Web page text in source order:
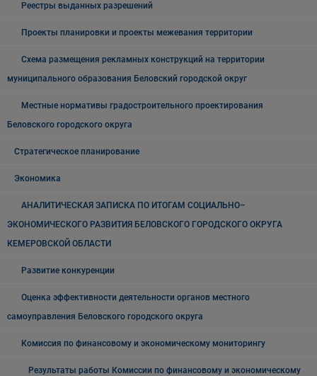
Реестры выданных разрешений
Проекты планировки и проекты межевания территории
Схема размещения рекламных конструкций на территории
муниципального образования Беловский городской округ
Местные нормативы градостроительного проектирования
Беловского городского округа
Стратегическое планирование
Экономика
АНАЛИТИЧЕСКАЯ ЗАПИСКА ПО ИТОГАМ СОЦИАЛЬНО–
ЭКОНОМИЧЕСКОГО РАЗВИТИЯ БЕЛОВСКОГО ГОРОДСКОГО ОКРУГА
КЕМЕРОВСКОЙ ОБЛАСТИ
Развитие конкуренции
Оценка эффективности деятельности органов местного
самоуправления Беловского городского округа
Комиссия по финансовому и экономическому мониторингу
Результаты работы Комиссии по финансовому и экономическому